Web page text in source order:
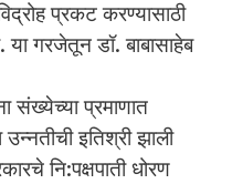
प्रकट करण्यासाठी
या गरजेतून डॉ. बाबासाहेब
संख्येच्या प्रमाणात
उन्नतीची इतिश्री झाली
नि:पक्षपाती धोरण